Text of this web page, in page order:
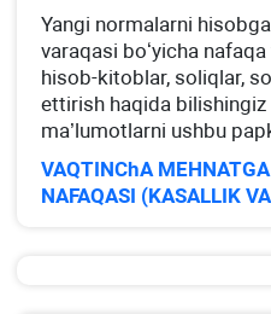
Yangi normalarni
varaqasi boʻyicha
hisob-kitoblar, soliqlar,
ettirish haqida bilishingiz
ma’lumotlarni ushbu
VAQTINChA
NAFAQASI (KASALLIK